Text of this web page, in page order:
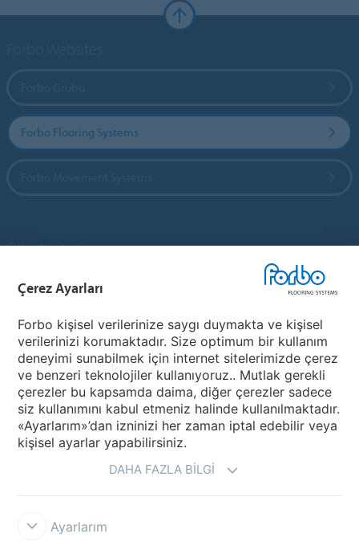
Forbo Flooring Systems
Ülke Siteleri
Ülkenizi Seçin
My Forbo
Ürünler
Covid-19
Çerez Ayarları
Forbo kişisel verilerinize saygı duymakta ve kişisel
verilerinizi korumaktadır. Size optimum bir kullanım
deneyimi sunabilmek için internet sitelerimizde çerez
ve benzeri teknolojiler kullanıyoruz.. Mutlak gerekli
çerezler bu kapsamda daima, diğer çerezler sadece
siz kullanımını kabul etmeniz halinde kullanılmaktadır.
«Ayarlarım»’dan izninizi her zaman iptal edebilir veya
kişisel ayarlar yapabilirsiniz.
DAHA FAZLA BILGI
Ayarlarım